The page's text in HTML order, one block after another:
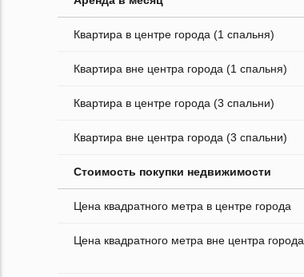
Квартира в центре города (1 спальня)
Квартира вне центра города (1 спальня)
Квартира в центре города (3 спальни)
Квартира вне центра города (3 спальни)
Стоимость покупки недвижимости
Цена квадратного метра в центре города
Цена квадратного метра вне центра города